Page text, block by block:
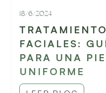
18/6/2024
FACIALES:
PARA UNA
UNIFORME